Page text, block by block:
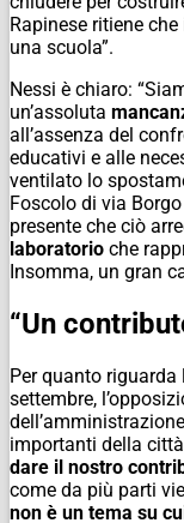
Rapinese ritiene
una scuola”.
Nessi è chiaro:
un’assoluta
all’assenza del
educativi e alle
ventilato lo
Foscolo di via
presente che ciò
laboratorio che
Insomma, un gran
“Un
Per quanto
settembre,
importanti della
dare il nostro
come da più parti
non è un tema su